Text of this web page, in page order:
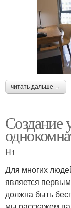
читать дальше →
Создание
H1
Для многих
является
должна быть